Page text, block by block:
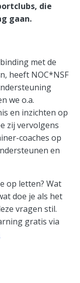
die
gaan.
met de
heeft NOC*NSF
we o.a.
en inzichten op
zij vervolgens
coaches op
en
op letten? Wat
doe je als het
vragen stil.
gratis via